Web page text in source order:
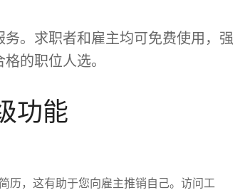
。求职者和雇主均可免费使用，强
的职位人选。
功能
历，这有助于您向雇主推销自己。访问工